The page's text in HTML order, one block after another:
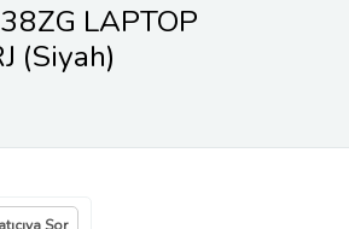
LAPTOP
(Siyah)